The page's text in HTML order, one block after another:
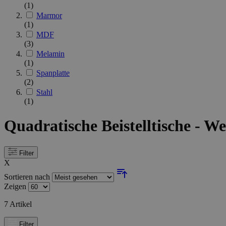
(1)
Marmor
(1)
MDF
(3)
Melamin
(1)
Spanplatte
(2)
Stahl
(1)
Quadratische Beistelltische -
Filter
X
Sortieren nach
Zeigen
7 Artikel
Filter